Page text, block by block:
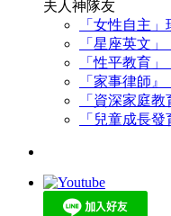
夫人神隊友
「女性自主
「星座英文
「性平教育
「家事律師
「資深家庭
「兒童成長